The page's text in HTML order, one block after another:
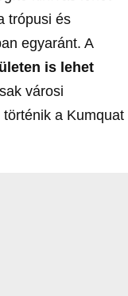
trópusi és
egyaránt. A
is lehet
városi
a Kumquat